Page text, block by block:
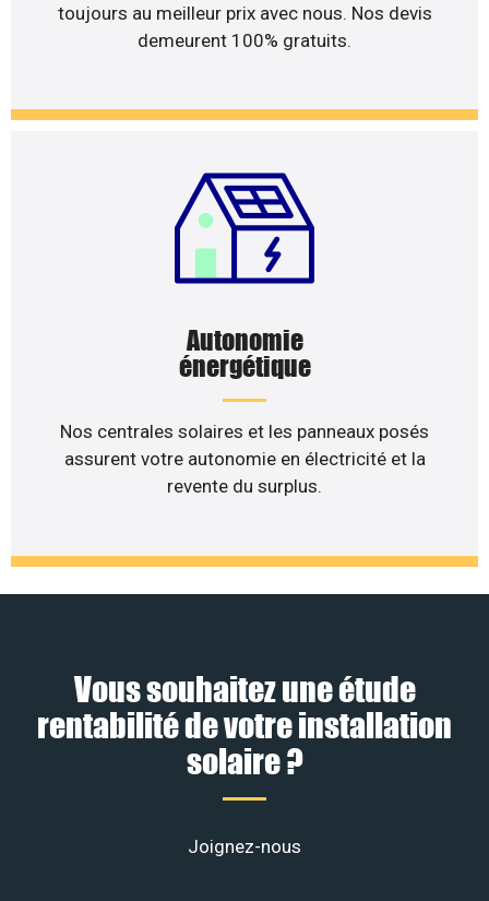
toujours au meilleur prix avec nous. Nos devis
demeurent 100% gratuits.
Autonomie
énergétique
Nos centrales solaires et les panneaux posés
assurent votre autonomie en électricité et la
revente du surplus.
Vous souhaitez une étude
rentabilité de votre installation
solaire ?
Joignez-nous